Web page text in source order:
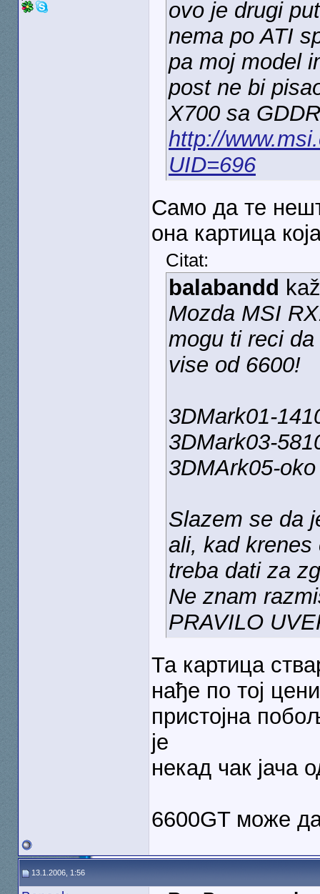
ovo je drugi
nema po ATI
pa moj model
post ne bi
X700 sa
http://
UID=696
Само да те
она картица
Citat:
balabandd
Mozda MSI
mogu ti reci
vise od 6600!
3DMark01-
3DMark03-
3DMArk05-
Slazem se da
ali, kad
treba dati za
Ne znam
PRAVILO
Та картица
нађе по тој
пристојна
је
некад чак јача
6600GT може
13.1.2006, 1:56